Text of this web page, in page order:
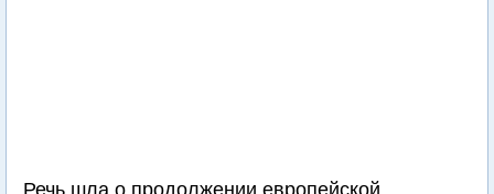
Речь шла о продолжении европейской